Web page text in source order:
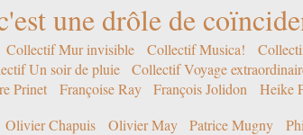
une drôle de
Collectif Mur invisible Collectif Musica!
Un soir de pluie Collectif Voyage
Prinet Françoise Ray François Jolidon Heike
Olivier Chapuis Olivier May Patrice Mugny